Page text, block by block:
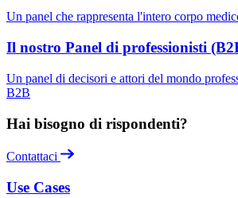
Un panel che rappresenta l'intero corpo
Il nostro Panel di professionisti
Un panel di decisori e attori del mondo
B2B
Hai bisogno di rispondenti?
Contattaci
Use Cases